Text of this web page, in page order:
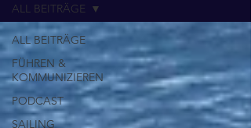
ALL BEITRÄGE
FÜHREN &
KOMMUNIZIEREN
PODCAST
SAILING
ALL BEITRÄGE